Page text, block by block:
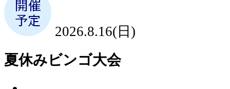
2026.8.16(日)
夏休みビンゴ大会